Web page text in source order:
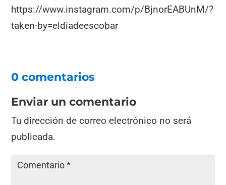
https://www.instagram.com/p/BjnorEABUnM/?
taken-by=eldiadeescobar
0 comentarios
Enviar un comentario
Tu dirección de correo electrónico no será
publicada.